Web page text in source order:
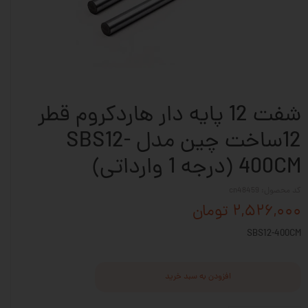
شفت 12 پایه دار هاردکروم قطر
12ساخت چین مدل SBS12-
400CM (درجه 1 وارداتی)
۲,۵۲۶,۰۰۰ تومان
SBS12-400CM
افزودن به سبد خرید